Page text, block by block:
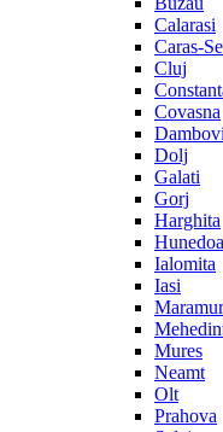
Calarasi
Caras-
Cluj
Covasna
Dolj
Galati
Gorj
Harghita
Ialomita
Iasi
Mures
Neamt
Olt
Prahova